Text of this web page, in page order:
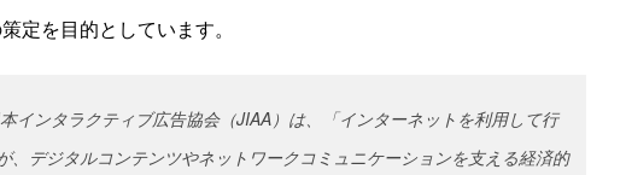
定を目的としています。
インタラクティブ広告協会（JIAA）は、「インターネットを利用して行
、デジタルコンテンツやネットワークコミュニケーションを支える経済的